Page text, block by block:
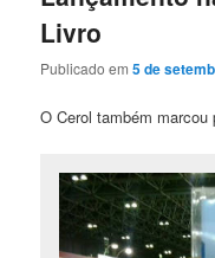
Livro
Publicado em5 de
O Cerol também